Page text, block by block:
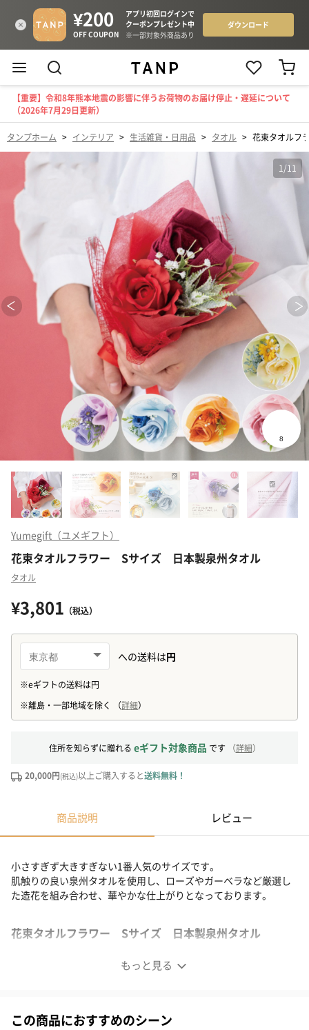
【重要】令和8年熊本地震の影響に伴うお荷物のお届け停止・遅延について
（2026年7月29日更新）
タンプホーム > インテリア > 生活雑貨・日用品 > タオル > 花束タオルフ
1 /11
Yumegift（ユメギフト）
花束タオルフラワー Sサイズ 日本製泉州タオル
タオル
¥3,801 （税込）
住所を知らずに贈れる eギフト対象商品 です （詳細）
20,000円(税込)以上ご購入すると送料無料！
商品説明 レビュー
もっと見る
小さすぎず大きすぎない1番人気のサイズです。
肌触りの良い泉州タオルを使用し、ローズやガーベラなど厳選し
た造花を組み合わせ、華やかな仕上がりとなっております。
花束タオルフラワー Sサイズ 日本製泉州タオル
この商品におすすめのシーン